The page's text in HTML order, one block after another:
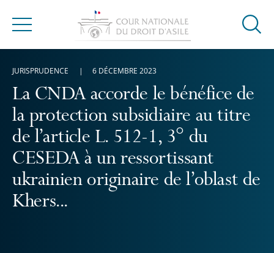
Menu
Ouvrir
La CNDA accorde le bénéfice de
la protection subsidiaire au titre
de l’article L. 512-1, 3° du
CESEDA à un ressortissant
ukrainien originaire de l’oblast de
Khers...
JURISPRUDENCE 6 DÉCEMBRE 2023